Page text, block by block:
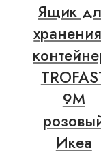
Ящик
9М
Икеа